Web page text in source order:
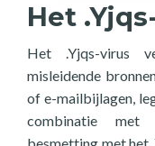
Het
Het .Yjqs-virus
misleidende
of e-mailbijlagen,
combinatie met